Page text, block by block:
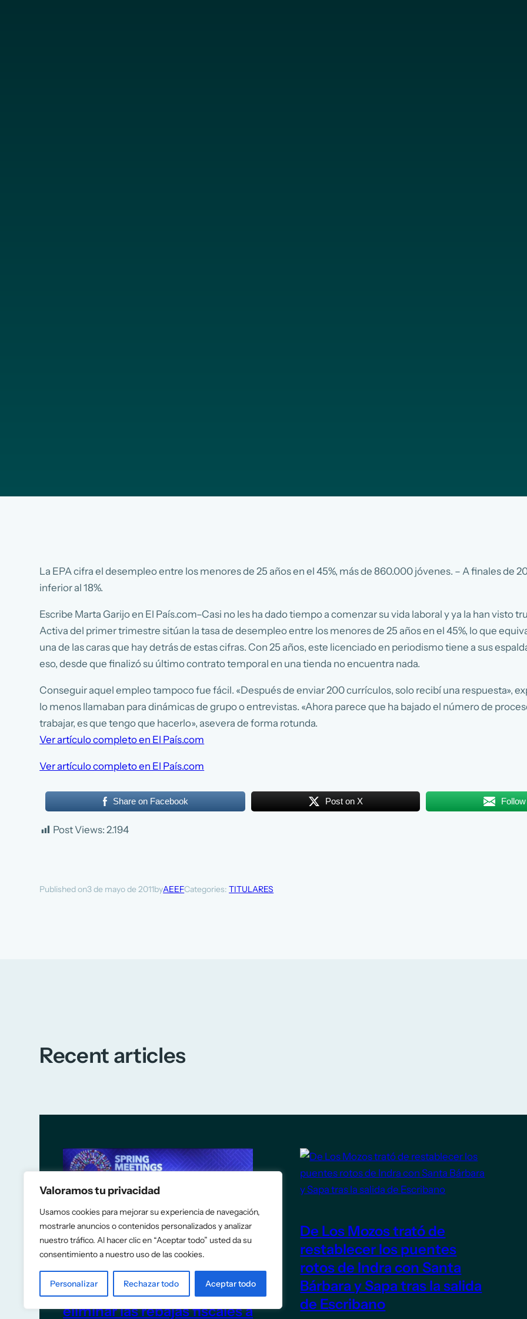
Valoramos tu privacidad
Usamos cookies para mejorar su experiencia de navegación,
mostrarle anuncios o contenidos personalizados y analizar
nuestro tráfico. Al hacer clic en “Aceptar todo” usted da su
consentimiento a nuestro uso de las cookies.
Personalizar Rechazar todo Aceptar todo
La EPA cifra el desempleo entre los menores de 25 años en el 45%, más de 860.000 jóvenes. – A finales de
inferior al 18%.
Escribe Marta Garijo en El País.com–Casi no les ha dado tiempo a comenzar su vida laboral y ya la han visto
Activa del primer trimestre sitúan la tasa de desempleo entre los menores de 25 años en el 45%, lo que
una de las caras que hay detrás de estas cifras. Con 25 años, este licenciado en periodismo tiene a sus
eso, desde que finalizó su último contrato temporal en una tienda no encuentra nada.
Conseguir aquel empleo tampoco fue fácil. «Después de enviar 200 currículos, solo recibí una respuesta»,
lo menos llamaban para dinámicas de grupo o entrevistas. «Ahora parece que ha bajado el número de
trabajar, es que tengo que hacerlo», asevera de forma rotunda.
Ver artículo completo en El País.com
Ver artículo completo en El País.com
Share on Facebook Post on X
Post Views: 2.194
Published on3 de mayo de 2011byAEEFCategories:TITULARES
Recent articles
El FMI recomienda a España
eliminar las rebajas fiscales a
De Los Mozos trató de
restablecer los puentes
rotos de Indra con Santa
Bárbara y Sapa tras la salida
de Escribano